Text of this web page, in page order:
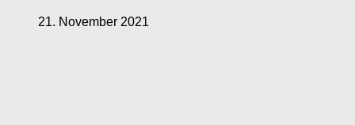
21. November 2021